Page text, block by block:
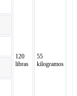
120
libras
55
kilogramos